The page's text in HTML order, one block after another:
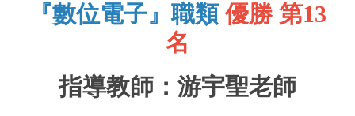
『數位電子』職類優勝 第13
名
指導教師：游宇聖老師